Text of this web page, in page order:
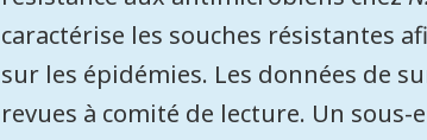
caractérise les souches résistantes
sur les épidémies. Les données de
revues à comité de lecture. Un sous-